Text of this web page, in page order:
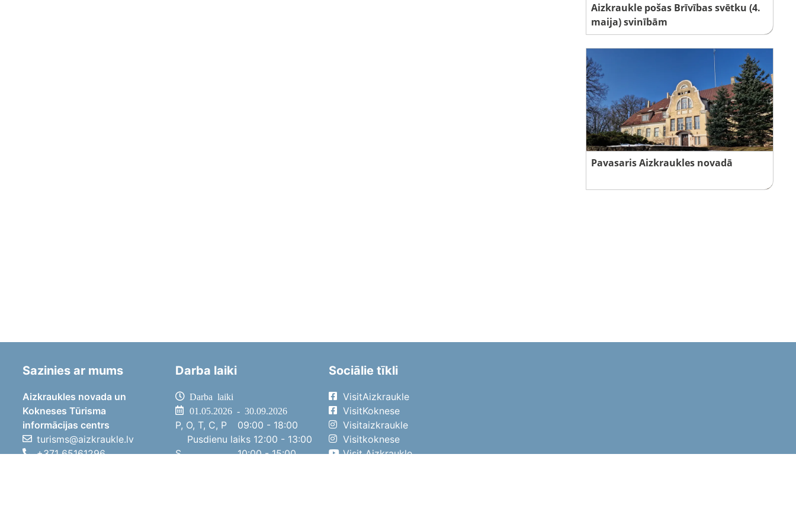
Aizkraukle pošas Brīvības svētku (4.
maija) svinībām
Pavasaris Aizkraukles novadā
Sazinies ar mums
Aizkraukles novada un
Kokneses Tūrisma
informācijas centrs
turisms@aizkraukle.lv
+371 65161296
Darba laiki
Darba laiki
01.05.2026 - 30.09.2026
P, O, T, C, P
09:00 - 18:00
Pusdienu laiks 12:00 - 13:00
S
10:00 - 15:00
Sociālie tīkli
VisitAizkraukle
VisitKoknese
Visitaizkraukle
Visitkoknese
Visit Aizkraukle